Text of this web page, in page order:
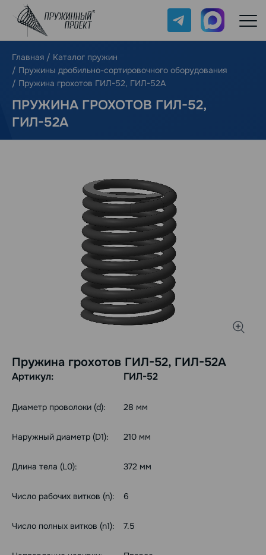
Telegram Max
Главная / Каталог пружин
/ Пружины дробильно-сортировочного оборудования
/ Пружина грохотов ГИЛ-52, ГИЛ-52А
ПРУЖИНА ГРОХОТОВ ГИЛ-52,
ГИЛ-52А
Пружина грохотов ГИЛ-52, ГИЛ-52А
Артикул: ГИЛ-52
Диаметр проволоки (d): 28 мм
Наружный диаметр (D1): 210 мм
Длина тела (L0): 372 мм
Число рабочих витков (n): 6
Число полных витков (n1): 7.5